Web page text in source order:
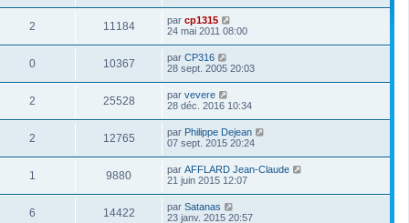
2 11184 par cp1315
24 mai 2011 08:00
0 10367 par CP316
28 sept. 2005 20:03
2 25528 par vevere
28 déc. 2016 10:34
2 12765 par Philippe Dejean
07 sept. 2015 20:24
1 9880 par AFFLARD Jean-Claude
21 juin 2015 12:07
6 14422 par Satanas
23 janv. 2015 20:57